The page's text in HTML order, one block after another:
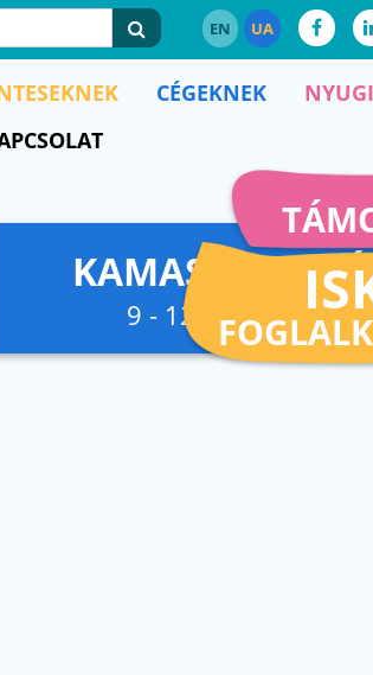
EN UA
CÉGEKNEK
KAMASZFESZKÓ
9 - 12. osztályig